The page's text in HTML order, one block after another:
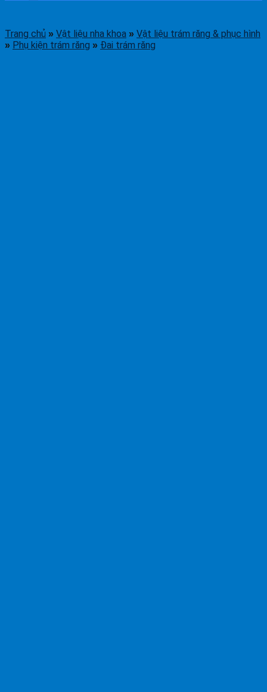
Trang chủ » Vật liệu nha khoa » Vật liệu trám răng & phục hình
» Phụ kiện trám răng » Đai trám răng